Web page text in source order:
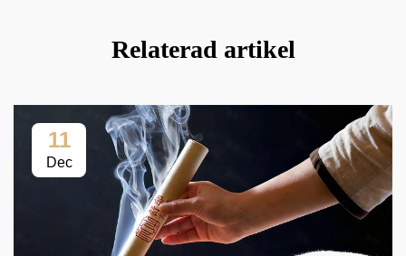
Relaterad artikel
11
Dec